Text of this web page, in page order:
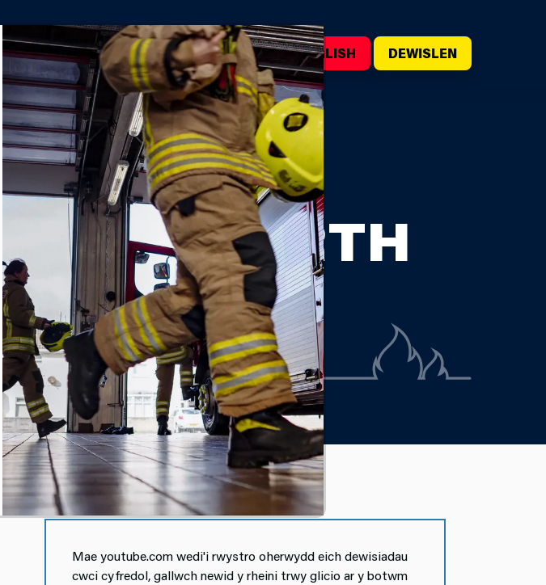
PARTNER() CHWILIWCH ENGLISH DEWISLEN
CYMORTH
Mae youtube.com wedi'i rwystro oherwydd eich dewisiadau
cwci cyfredol, gallwch newid y rheini trwy glicio ar y botwm